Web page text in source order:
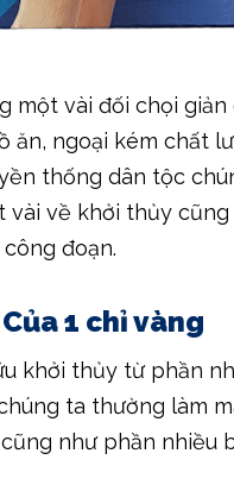
một vài đối chọi
ăn, ngoại kém chất
thống dân tộc
vài về khởi thủy
đoạn.
1 chỉ vàng
khởi thủy từ phần
ta thường làm
như phần nhiều